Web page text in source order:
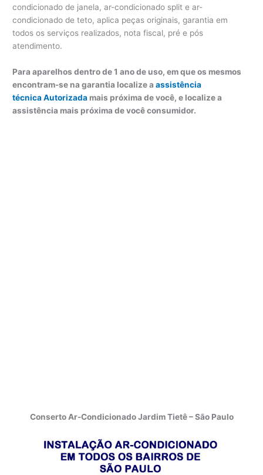
condicionado de janela, ar-condicionado split e ar-
condicionado de teto, aplica peças originais, garantia em
todos os serviços realizados, nota fiscal, pré e pós
atendimento.
Para aparelhos dentro de 1 ano de uso, em que os mesmos
encontram-se na garantia localize aassistência
técnica Autorizada mais próxima de você, e localize a
assistência mais próxima de você consumidor.
Conserto Ar-Condicionado Jardim Tietê – São Paulo